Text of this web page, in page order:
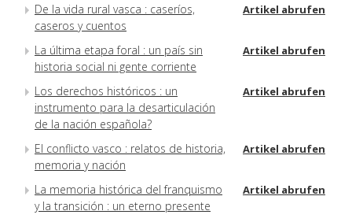
De la vida rural vasca : caseríos,
caseros y cuentos
Artikel abrufen
La última etapa foral : un país sin
historia social ni gente corriente
Artikel abrufen
Los derechos históricos : un
instrumento para la desarticulación
de la nación española?
Artikel abrufen
El conflicto vasco : relatos de historia,
memoria y nación
Artikel abrufen
La memoria histórica del franquismo
y la transición : un eterno presente
Artikel abrufen